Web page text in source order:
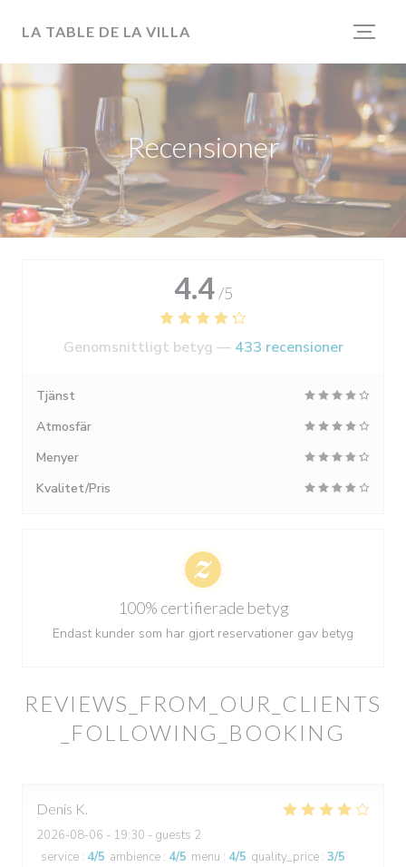
LA TABLE DE LA VILLA
Recensioner
REVIEWS_FROM_OUR_CLIENTS
_FOLLOWING_BOOKING
Denis K
2026-08-06 - 19:30 - guests 2
service : 4/5 ambience : 4/5 menu : 4/5 quality_price : 3/5
4.4 /5
Genomsnittligt betyg — 433 recensioner
Tjänst
Atmosfär
Menyer
Kvalitet/Pris
100% certifierade betyg
Endast kunder som har gjort reservationer gav betyg